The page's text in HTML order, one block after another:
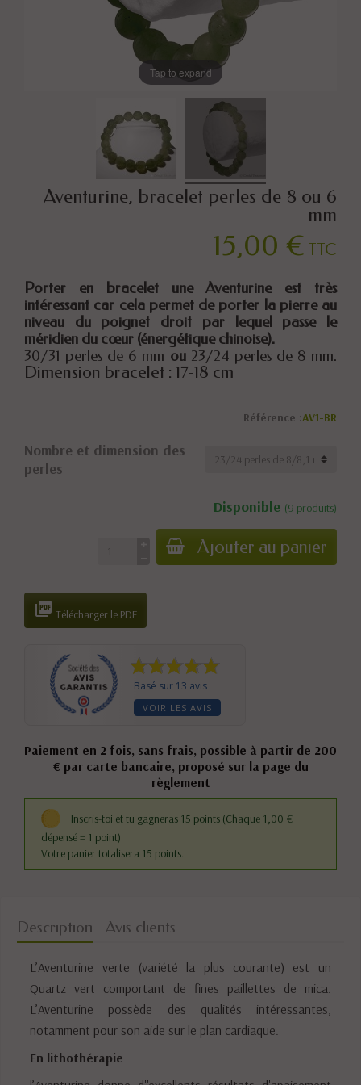
Tap to expand
Aventurine, bracelet perles de 8 ou 6
mm
15,00 € TTC
Porter en bracelet une Aventurine est très
intéressant car cela permet de porter la pierre au
niveau du poignet droit par lequel passe le
méridien du cœur (énergétique chinoise).
30/31 perles de 6 mm ou23/24 perles de 8 mm.
Dimension bracelet : 17-18 cm
Référence :AV1-BR
Nombre et dimension des
perles
Disponible (9 produits)
Ajouter au panier
 Télécharger le PDF
Basé sur 13 avis
VOIR LES AVIS
Paiement en 2 fois, sans frais, possible à partir de 200
€ par carte bancaire, proposé sur la page du
règlement
Inscris-toi et tu gagneras 15 points (Chaque 1,00 €
dépensé = 1 point)
Votre panier totalisera 15 points.
Description Avis clients
L’Aventurine verte (variété la plus courante) est un
Quartz vert comportant de fines paillettes de mica.
L’Aventurine possède des qualités intéressantes,
notamment pour son aide sur le plan cardiaque.
En lithothérapie